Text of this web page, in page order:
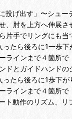
げ出す」〜シュー
を上方へ伸展さ
にも当てない
1一歩下がり
で４箇所で
とガイドハンドの
1歩下がり、
で４箇所で
作のリズム、リフ